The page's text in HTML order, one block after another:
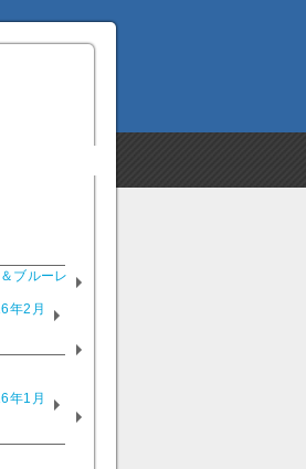
年2月
年1月
ブルーレ